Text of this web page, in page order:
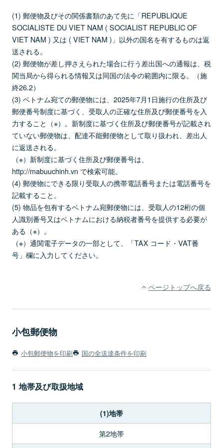
(1) 郵便物及びその関係書類のあて先に「REPUBLIQUE
SOCIALISTE DU VIET NAM ( SOCIALIST REPUBLIC OF
VIET NAM ) 又は ( VIET NAM )」以外の国名を有するものは返
送される。
(2) 郵便物が差し押さえられた場合に行う差出国への通報は、税
関当局から得られる情報又は同国の法令の範囲内に限る。（施
終26.2）
(3) ベトナム宛ての郵便物には、2025年7月1日施行の住所及び
郵便番号制度に基づく、受取人の正確な住所及び郵便番号を入
力すること（※）。新制度に基づく住所及び郵便番号が記載され
ていない郵便物は、配達不能郵便物として取り扱われ、差出人
に返送される。
（※）新制度に基づく住所及び郵便番号は、
http://mabuuchinh.vn で検索可能。
(4) 郵便物にできる限り受取人の携帯電話番号または電話番号を
記載すること。
(5) 物品を包有するベトナム宛郵便物には、受取人の12桁の個
人識別番号又はベトナムにおける納税者番号を提供する必要が
ある（※）。
（※）通関電子データの一部として、「TAX コード・VAT番
号」欄に入力してください。
ページトップへ戻る
小包郵便物
小包郵便物を印刷 国の全送達条件を印刷
1 地帯及び取扱地域
(1)地帯
第2地帯